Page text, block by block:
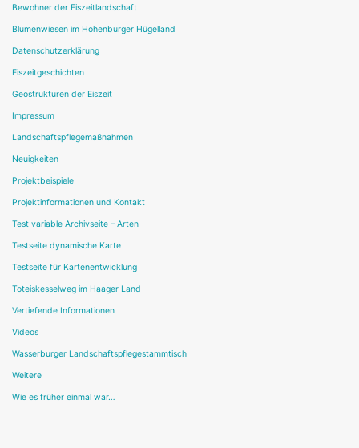
Bewohner der Eiszeitlandschaft
Blumenwiesen im Hohenburger Hügelland
Datenschutzerklärung
Eiszeitgeschichten
Geostrukturen der Eiszeit
Impressum
Landschaftspflegemaßnahmen
Neuigkeiten
Projektbeispiele
Projektinformationen und Kontakt
Test variable Archivseite – Arten
Testseite dynamische Karte
Testseite für Kartenentwicklung
Toteiskesselweg im Haager Land
Vertiefende Informationen
Videos
Wasserburger Landschaftspflegestammtisch
Weitere
Wie es früher einmal war…